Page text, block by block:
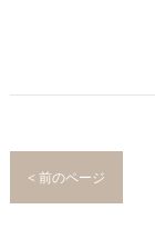
< 前のページ